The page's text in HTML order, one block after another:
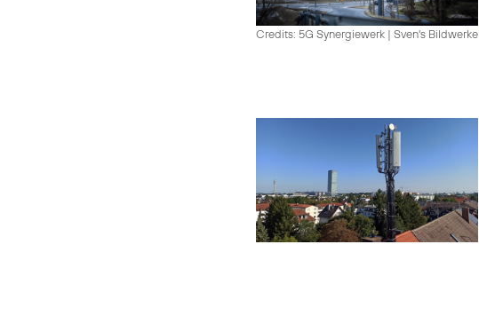
Credits: 5G Synergiewerk | Sven's Bildwerke